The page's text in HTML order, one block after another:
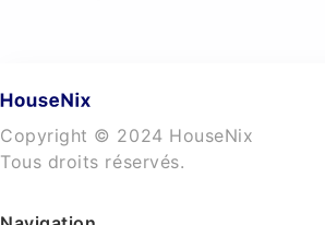
Copyright © 2024 HouseNix
Tous droits réservés.